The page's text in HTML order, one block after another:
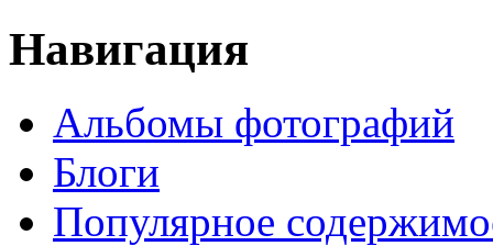
Навигация
Альбомы фотографий
Блоги
Популярное